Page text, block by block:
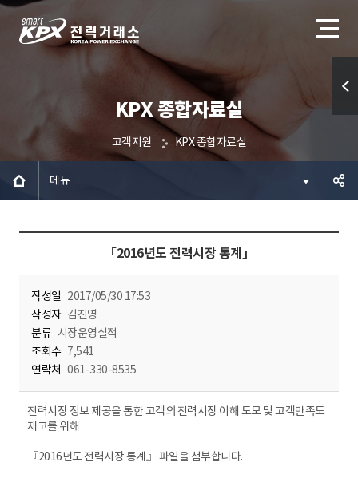
KPX 종합자료실
고객지원 KPX 종합자료실
메뉴
「2016년도 전력시장 통계」
작성일 2017/05/30 17:53
작성자 김진영
분류 시장운영실적
조회수 7,541
연락처 061-330-8535
전력시장 정보 제공을 통한 고객의 전력시장 이해 도모 및 고객만족도
제고를 위해
『2016년도 전력시장 통계』 파일을 첨부합니다.